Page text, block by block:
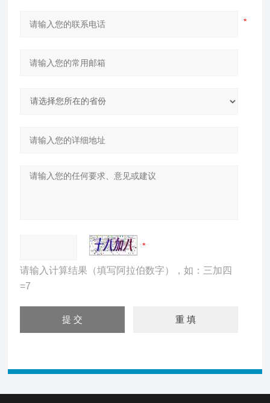
请输入计算结果（填写阿拉伯数字），如：三加四
=7